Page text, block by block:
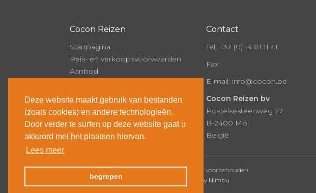
Deze website maakt gebruik van bestanden
(zoals cookies) en andere technologieën.
Door verder te surfen op deze website gaat u
akkoord met het plaatsen hiervan.
Lees meer
begrepen
Cocon Reizen
Startpagina
Reis- en verkoopsvoorwaarden
Aanbod
Over Cocon
Nieuws
Contact
Inschrijven
Contact
Tel: +32 (0) 14 81 11 41
Fax:
E-mail: info@cocon.be
Cocon Reizen bv
Postelsesteenweg 27
B-2400 Mol
België
© Copyright 2026 | Cocon Reizen • Alle rechten voorbehouden
Webdesign door Zenjoy in Leuven
Powered by Nimbu